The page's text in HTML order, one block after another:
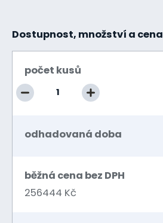
Dostupnost, množství a cena
počet kusů
odhadovaná doba
běžná cena bez DPH
256444 Kč